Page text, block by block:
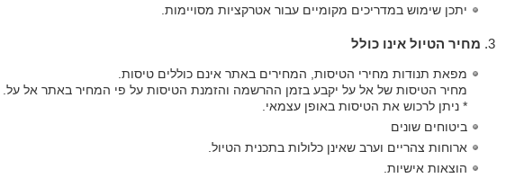
יתכן שימוש במדריכים מקומיים עבור אטרקציות מסויימות.
מחיר הטיול אינו כולל
מפאת תנודות מחירי הטיסות, המחירים באתר אינם כוללים טיסות.
מחיר הטיסות של אל על יקבע בזמן ההרשמה והזמנת הטיסות על פי המחיר באתר אל על.
* ניתן לרכוש את הטיסות באופן עצמאי.
ביטוחים שונים
ארוחות צהריים וערב שאינן כלולות בתכנית הטיול.
הוצאות אישיות.